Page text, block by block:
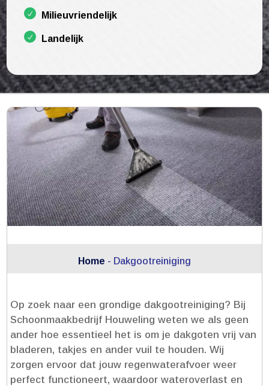
Milieuvriendelijk
Landelijk
Home - Dakgootreiniging
Op zoek naar een grondige dakgootreiniging? Bij
Schoonmaakbedrijf Houweling weten we als geen
ander hoe essentieel het is om je dakgoten vrij van
bladeren, takjes en ander vuil te houden.​ Wij
zorgen ervoor dat jouw regenwaterafvoer weer
perfect functioneert, waardoor wateroverlast en